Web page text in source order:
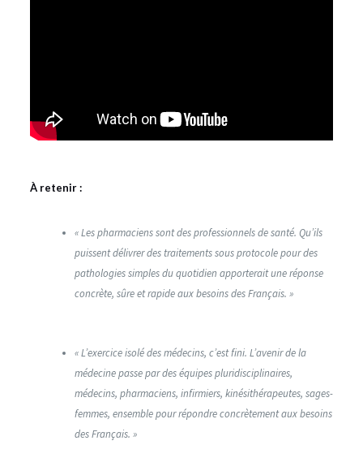
À retenir :
« Les pharmaciens sont des professionnels de santé. Qu’ils
puissent délivrer des traitements sous protocole pour des
pathologies simples du quotidien apporterait une réponse
concrète, sûre et rapide aux besoins des Français. »
« L’exercice isolé des médecins, c’est fini. L’avenir de la
médecine passe par des équipes pluridisciplinaires,
médecins, pharmaciens, infirmiers, kinésithérapeutes, sages-
femmes, ensemble pour répondre concrètement aux besoins
des Français. »